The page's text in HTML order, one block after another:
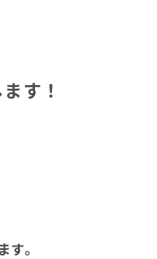
す！
。